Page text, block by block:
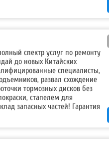
спектр услуг по ремонту
до новых Китайских
специалисты,
развал схождение
тормозных дисков без
стапелем для
запасных частей! Гарантия